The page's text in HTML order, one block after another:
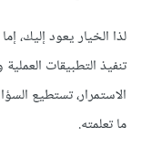
لذا الخيار يعود إليك،
تنفيذ التطبيقات
الاستمرار، تستطيع
ما تعلمته.